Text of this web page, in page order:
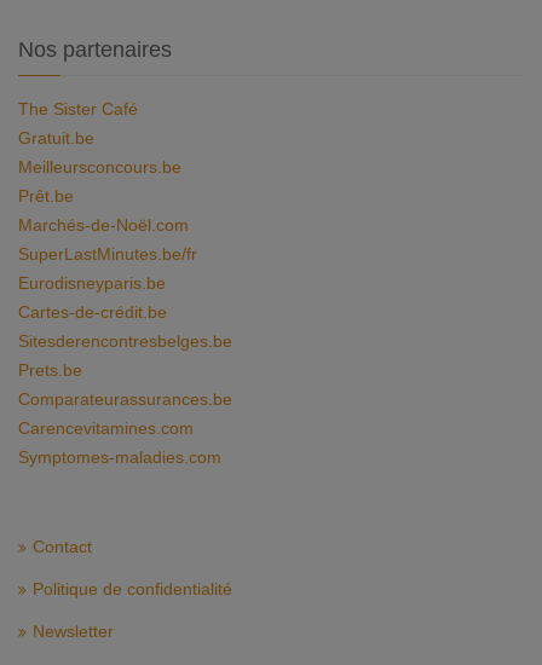
Nos partenaires
The Sister Café
Gratuit.be
Meilleursconcours.be
Prêt.be
Marchés-de-Noël.com
SuperLastMinutes.be/fr
Eurodisneyparis.be
Cartes-de-crédit.be
Sitesderencontresbelges.be
Prets.be
Comparateurassurances.be
Carencevitamines.com
Symptomes-maladies.com
Contact
Politique de confidentialité
Newsletter